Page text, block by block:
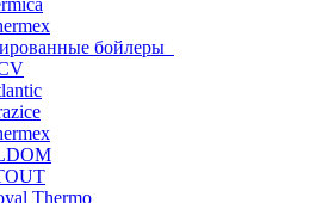
бойлеры
Thermo